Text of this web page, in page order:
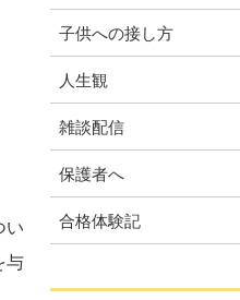
い
与
子供への接し方
人生観
雑談配信
保護者へ
合格体験記